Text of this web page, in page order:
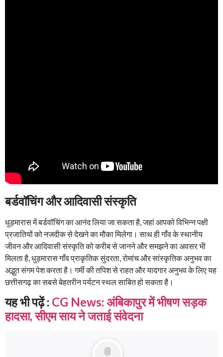
बर्डवॉचिंग और आदिवासी संस्कृति
धुड़मारास में बर्डवॉचिंग का आनंद लिया जा सकता है, जहां आपको विभिन्न पक्षी
प्रजातियों को नजदीक से देखने का मौका मिलेगा। साथ ही गाँव के स्थानीय
जीवन और आदिवासी संस्कृति को करीब से जानने और समझने का अवसर भी
मिलता है, धुड़मारास गाँव प्राकृतिक सुंदरता, रोमांच और सांस्कृतिक अनुभव का
अद्भुत संगम पेश करता है। गर्मी की तपिश से राहत और यादगार अनुभव के लिए यह
छत्तीसगढ़ का सबसे बेहतरीन पर्यटन स्थल साबित हो सकता है।
यह भी पढ़ें : CG News: अंबिकापुर में भीषण सड़क
हादसा, सीएम साय ने जताई संवेदना